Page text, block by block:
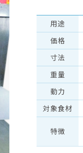
⽤途
価格
⼨法
重量
動⼒
対象食材
特徴